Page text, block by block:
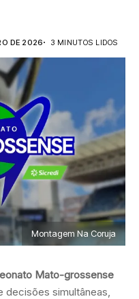
DE 2026 3 MINUTOS LIDOS
Montagem Na Coruja
Mato-grossense
decisões simultâneas,